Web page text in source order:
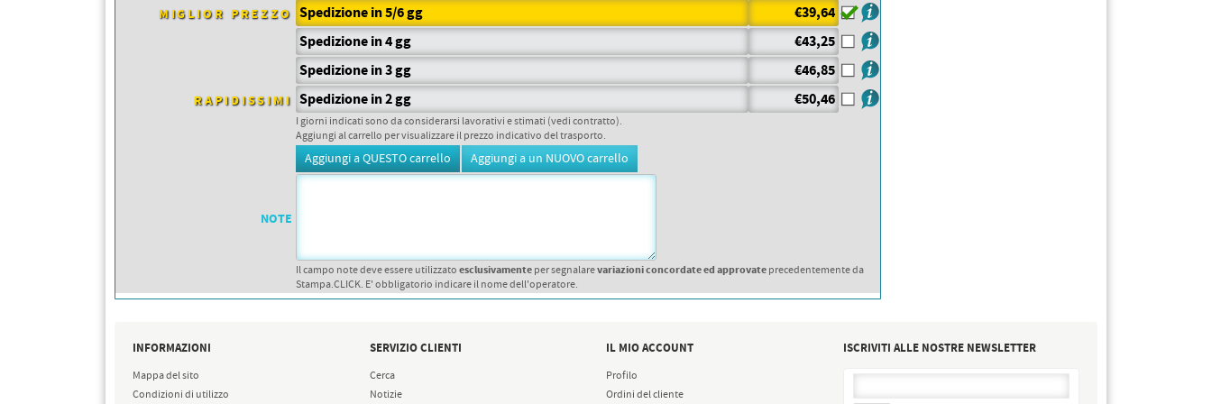
DORSALI TARGHE
MIGLIOR PREZZO Spedizione in 5/6 gg
€39,64
Spedizione in 4 gg
€43,25
Spedizione in 3 gg
€46,85
RAPIDISSIMI Spedizione in 2 gg €50,46
I giorni indicati sono da considerarsi lavorativi e stimati (vedi contratto).
Aggiungi al carrello per visualizzare il prezzo indicativo del trasporto.
NOTE
Il campo note deve essere utilizzatoesclusivamenteper segnalarevariazioni concordate ed approvateprecedentemente da
Stampa.CLICK. E' obbligatorio indicare il nome dell'operatore.
INFORMAZIONI
Mappa del sito
Condizioni di utilizzo
SERVIZIO CLIENTI
Cerca
Notizie
IL MIO ACCOUNT
Profilo
Ordini del cliente
ISCRIVITI ALLE NOSTRE NEWSLETTER